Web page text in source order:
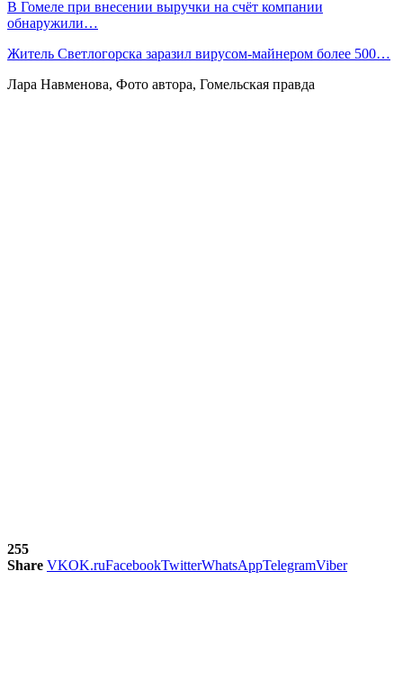
В Гомеле при внесении выручки на счёт компании
обнаружили…
Житель Светлогорска заразил вирусом-майнером более 500…
Лара Навменова, Фото автора, Гомельская правда
255
Share VKOK.ruFacebookTwitterWhatsAppTelegramViber